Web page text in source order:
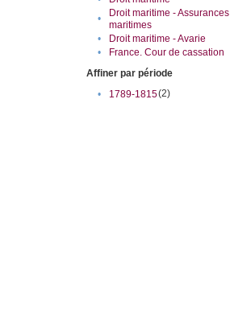
•
Droit maritime - Assurances
maritimes
• Droit maritime - Avarie
•
France. Cour de cassation
Affiner par période
•
1789-1815(2)